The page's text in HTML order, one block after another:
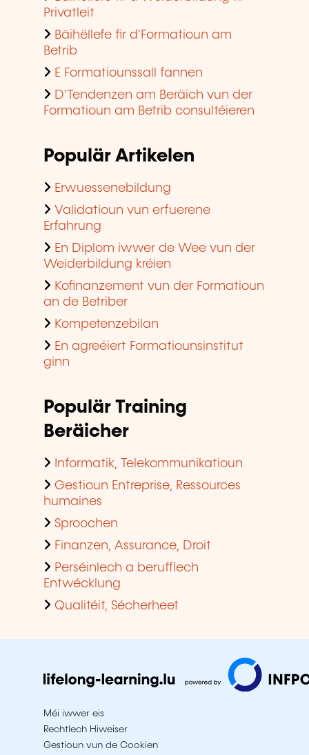
Privatleit
Bäihëllefe fir d'Formatioun am
Betrib
E Formatiounssall fannen
D'Tendenzen am Beräich vun der
Formatioun am Betrib consultéieren
Populär Artikelen
Erwuessenebildung
Validatioun vun erfuerene
Erfahrung
En Diplom iwwer de Wee vun der
Weiderbildung kréien
Kofinanzement vun der Formatioun
an de Betriber
Kompetenzebilan
En agreéiert Formatiounsinstitut
ginn
Populär Training
Beräicher
Informatik, Telekommunikatioun
Gestioun Entreprise, Ressources
humaines
Sproochen
Finanzen, Assurance, Droit
Perséinlech a berufflech
Entwécklung
Qualitéit, Sécherheet
Méi iwwer eis
Rechtlech Hiweiser
Gestioun vun de Cookien